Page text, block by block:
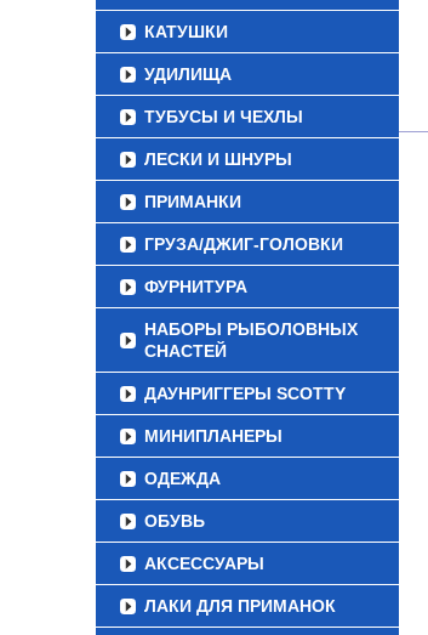
КАТУШКИ
УДИЛИЩА
ТУБУСЫ И ЧЕХЛЫ
ЛЕСКИ И ШНУРЫ
ПРИМАНКИ
ГРУЗА/ДЖИГ-ГОЛОВКИ
ФУРНИТУРА
НАБОРЫ РЫБОЛОВНЫХ
СНАСТЕЙ
ДАУНРИГГЕРЫ SCOTTY
МИНИПЛАНЕРЫ
ОДЕЖДА
ОБУВЬ
АКСЕССУАРЫ
ЛАКИ ДЛЯ ПРИМАНОК